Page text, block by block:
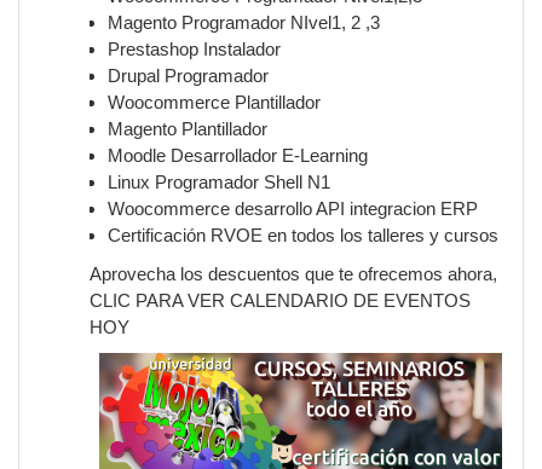
Magento Programador NIvel1, 2 ,3
Prestashop Instalador
Drupal Programador
Woocommerce Plantillador
Magento Plantillador
Moodle Desarrollador E-Learning
Linux Programador Shell N1
Woocommerce desarrollo API integracion ERP
Certificación RVOE en todos los talleres y cursos
Aprovecha los descuentos que te ofrecemos ahora,
CLIC PARA VER CALENDARIO DE EVENTOS
HOY